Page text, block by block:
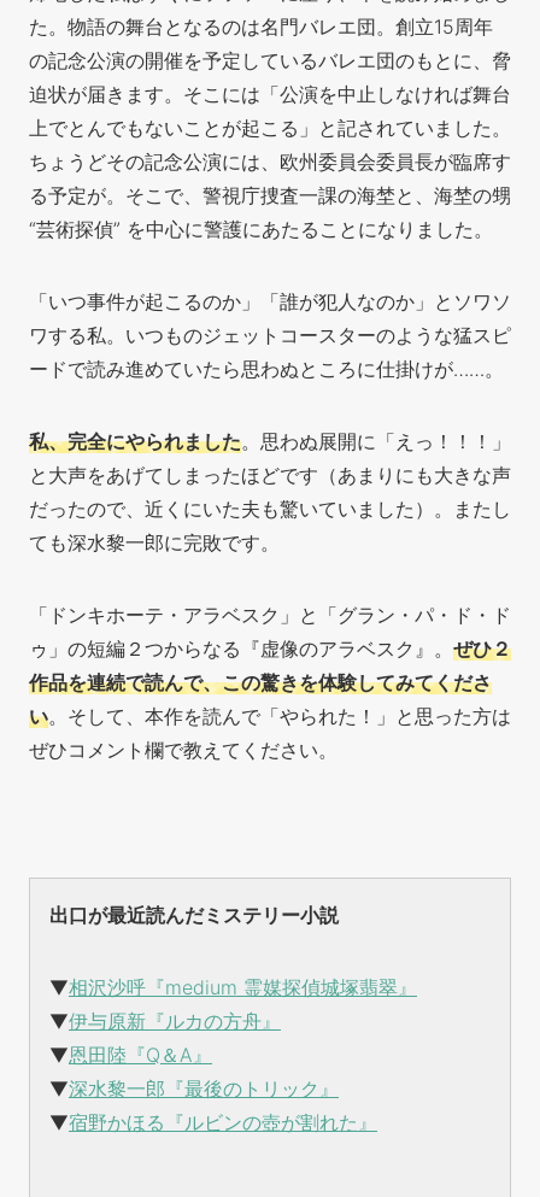
た。物語の舞台となるのは名門バレエ団。創立15周年
の記念公演の開催を予定しているバレエ団のもとに、脅
迫状が届きます。そこには「公演を中止しなければ舞台
上でとんでもないことが起こる」と記されていました。
ちょうどその記念公演には、欧州委員会委員長が臨席す
る予定が。そこで、警視庁捜査一課の海埜と、海埜の甥
“芸術探偵” を中心に警護にあたることになりました。
「いつ事件が起こるのか」「誰が犯人なのか」とソワソ
ワする私。いつものジェットコースターのような猛スピ
ードで読み進めていたら思わぬところに仕掛けが……。
私、完全にやられました。思わぬ展開に「えっ ！！！」
と大声をあげてしまったほどです（あまりにも大きな声
だったので、近くにいた夫も驚いていました）。またし
ても深水黎一郎に完敗です。
「ドンキホーテ・アラベスク」と「グラン・パ・ド・ド
ゥ」の短編２つからなる『虚像のアラベスク』。 ぜひ２
作品を連続で読んで、この驚きを体験してみてくださ
い。そして、本作を読んで「やられた！」と思った方は
ぜひコメント欄で教えてください。
出口が最近読んだミステリー小説
▼相沢沙呼『medium 霊媒探偵城塚翡翠』
▼伊与原新『ルカの方舟』
▼恩田陸『Q＆A』
▼深水黎一郎『最後のトリック』
▼宿野かほる『ルビンの壺が割れた』